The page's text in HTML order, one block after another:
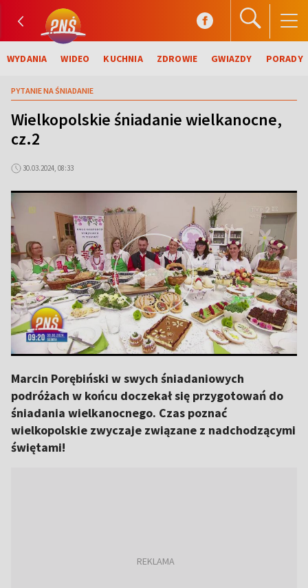
WYDANIA WIDEO KUCHNIA ZDROWIE GWIAZDY PORADY
PYTANIE NA ŚNIADANIE
Wielkopolskie śniadanie wielkanocne,
cz.2
30.03.2024, 08:33
Marcin Porębiński w swych śniadaniowych
podróżach w końcu doczekał się przygotowań do
śniadania wielkanocnego. Czas poznać
wielkopolskie zwyczaje związane z nadchodzącymi
świętami!